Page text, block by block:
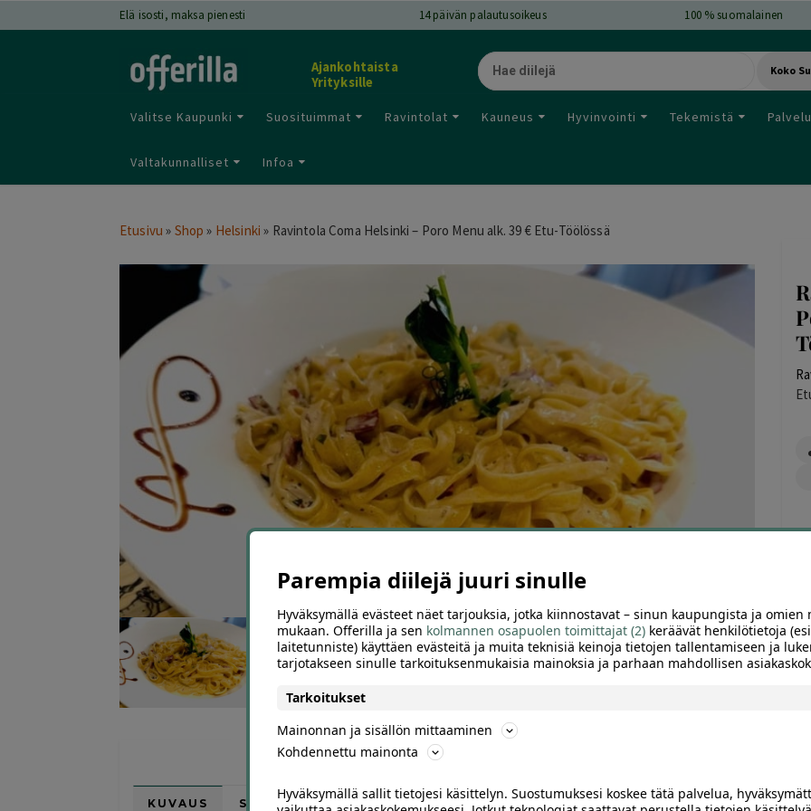
Elä isosti, maksa pienesti 14päivän palautusoikeus 100 % suomalainen
Ajankohtaista
Yrityksille
Koko
Valitse Kaupunki Suosituimmat Ravintolat Kauneus Hyvinvointi Tekemistä
Valtakunnalliset Infoa
Etusivu » Shop » Helsinki » Ravintola Coma Helsinki – Poro Menu alk. 39 € Etu-Töölössä
KUVAUS SIJAINTI KARTALLA ARVIOT (0) SUOSITTELE
Parempia diilejä juuri sinulle
Hyväksymällä evästeet näet tarjouksia, jotka kiinnostavat – sinun kaupungista ja omien
mukaan. Offerilla ja sen kolmannen osapuolen toimittajat (2) keräävät henkilötietoja
laitetunniste) käyttäen evästeitä ja muita teknisiä keinoja tietojen tallentamiseen ja
tarjotakseen sinulle tarkoituksenmukaisia mainoksia ja parhaan mahdollisen
Tarkoitukset
Mainonnan ja sisällön mittaaminen
Kohdennettu mainonta
Hyväksymällä sallit tietojesi käsittelyn. Suostumuksesi koskee tätä palvelua,